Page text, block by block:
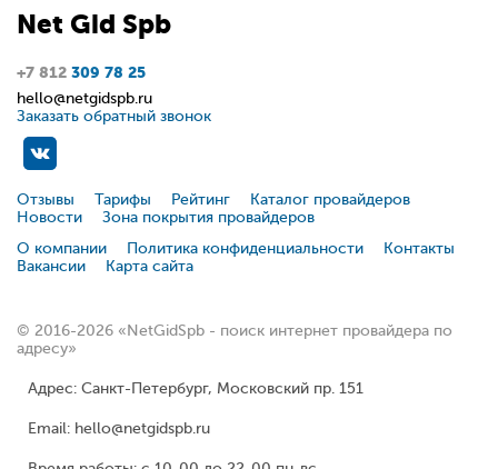
Net Gid Spb
+7 812 309 78 25
hello@netgidspb.ru
Заказать обратный звонок
Отзывы Тарифы Рейтинг
Каталог провайдеров
Новости
Зона покрытия провайдеров
О компании
Политика конфиденциальности
Контакты
Вакансии
Карта сайта
© 2016-2026 «NetGidSpb - поиск интернет провайдера по
адресу»
Адрес: Санкт-Петербург, Московский пр. 151
Email: hello@netgidspb.ru